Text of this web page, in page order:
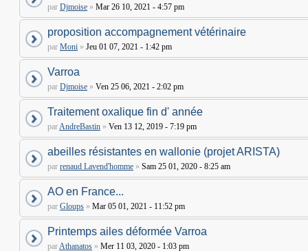
par Djmoise » Mar 26 10, 2021 - 4:57 pm
proposition accompagnement vétérinaire
par Moni » Jeu 01 07, 2021 - 1:42 pm
Varroa
par Djmoise » Ven 25 06, 2021 - 2:02 pm
Traitement oxalique fin d' année
parAndreBastin » Ven 13 12, 2019 - 7:19 pm
abeilles résistantes en wallonie (projet ARISTA)
par renaud Lavend'homme » Sam 25 01, 2020 - 8:25 am
AO en France...
par Gloups » Mar 05 01, 2021 - 11:52 pm
Printemps ailes déformée Varroa
parAthanatos » Mer 11 03, 2020 - 1:03 pm